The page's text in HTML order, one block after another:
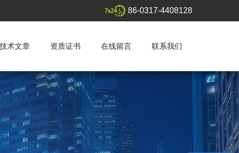
86-0317-4408128
技术文章 资质证书 在线留言 联系我们